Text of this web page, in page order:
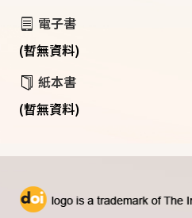
電子書
(暫無資料)
紙本書
(暫無資料)